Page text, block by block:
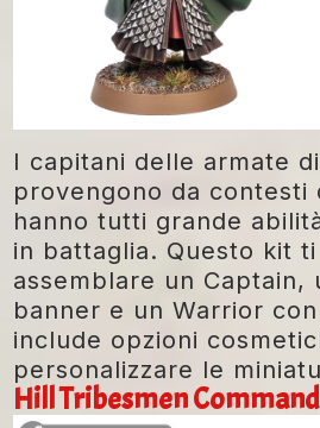
I capitani delle armate
provengono da contesti
hanno tutti grande
in battaglia. Questo kit
assemblare un Captain,
banner e un Warrior
include opzioni
personalizzare le
Hill Tribesmen